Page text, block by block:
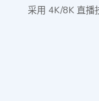
采用 4K/8K 直播